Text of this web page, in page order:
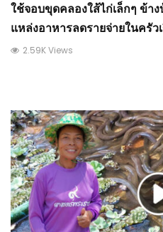
ใช้จอบขุดคลองใส้ไก่เล็กๆ ข้า
2.59K Views